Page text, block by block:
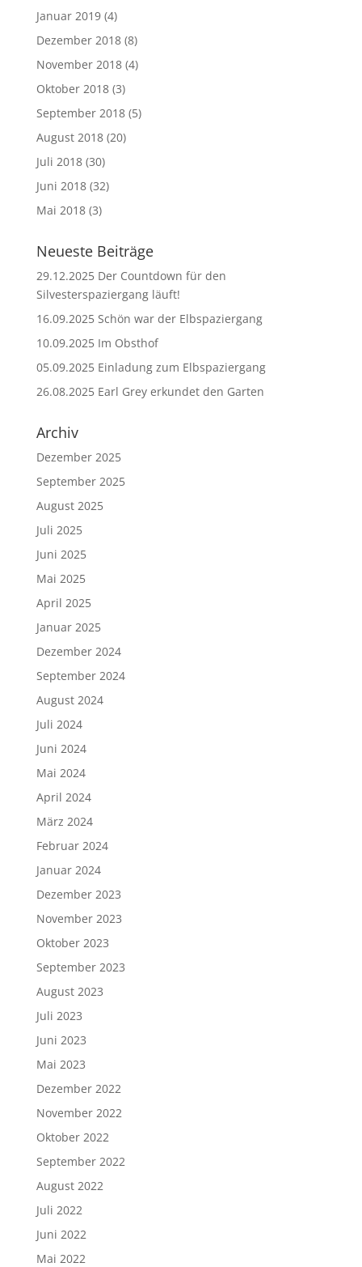
Januar 2019(4)
Dezember 2018(8)
November 2018(4)
Oktober 2018(3)
September 2018(5)
August 2018(20)
Juli 2018(30)
Juni 2018(32)
Mai 2018(3)
Neueste Beiträge
29.12.2025 Der Countdown für den
Silvesterspaziergang läuft!
16.09.2025 Schön war der Elbspaziergang
10.09.2025 Im Obsthof
05.09.2025 Einladung zum Elbspaziergang
26.08.2025 Earl Grey erkundet den Garten
Archiv
Dezember 2025
September 2025
August 2025
Juli 2025
Juni 2025
Mai 2025
April 2025
Januar 2025
Dezember 2024
September 2024
August 2024
Juli 2024
Juni 2024
Mai 2024
April 2024
März 2024
Februar 2024
Januar 2024
Dezember 2023
November 2023
Oktober 2023
September 2023
August 2023
Juli 2023
Juni 2023
Mai 2023
Dezember 2022
November 2022
Oktober 2022
September 2022
August 2022
Juli 2022
Juni 2022
Mai 2022